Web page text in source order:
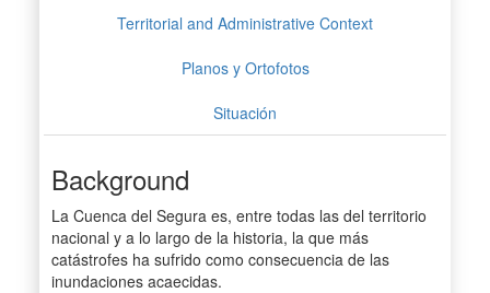
Territorial and Administrative Context
Planos y Ortofotos
Situación
Background
La Cuenca del Segura es, entre todas las del territorio
nacional y a lo largo de la historia, la que más
catástrofes ha sufrido como consecuencia de las
inundaciones acaecidas.